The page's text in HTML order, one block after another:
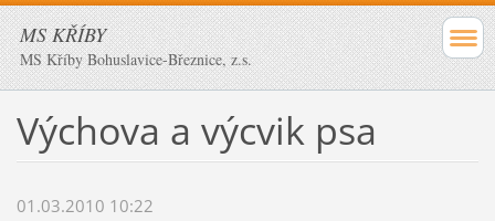
MS KŘÍBY
MS Kříby Bohuslavice-Březnice, z.s.
Výchova a výcvik psa
01.03.2010 10:22